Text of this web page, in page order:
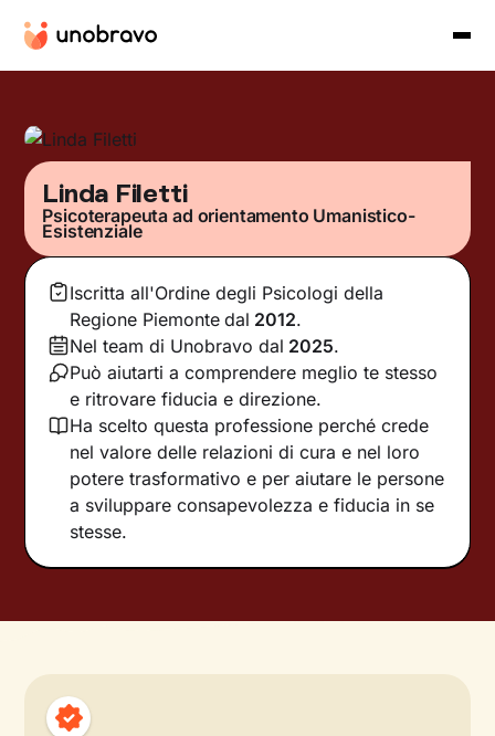
Linda Filetti
Psicoterapeuta ad orientamento Umanistico-
Esistenziale
Iscritta all'Ordine degli Psicologi della
Regione Piemonte dal 2012.
Nel team di Unobravo dal 2025.
Può aiutarti a comprendere meglio te stesso
e ritrovare fiducia e direzione.
Ha scelto questa professione perché crede
nel valore delle relazioni di cura e nel loro
potere trasformativo e per aiutare le persone
a sviluppare consapevolezza e fiducia in se
stesse.